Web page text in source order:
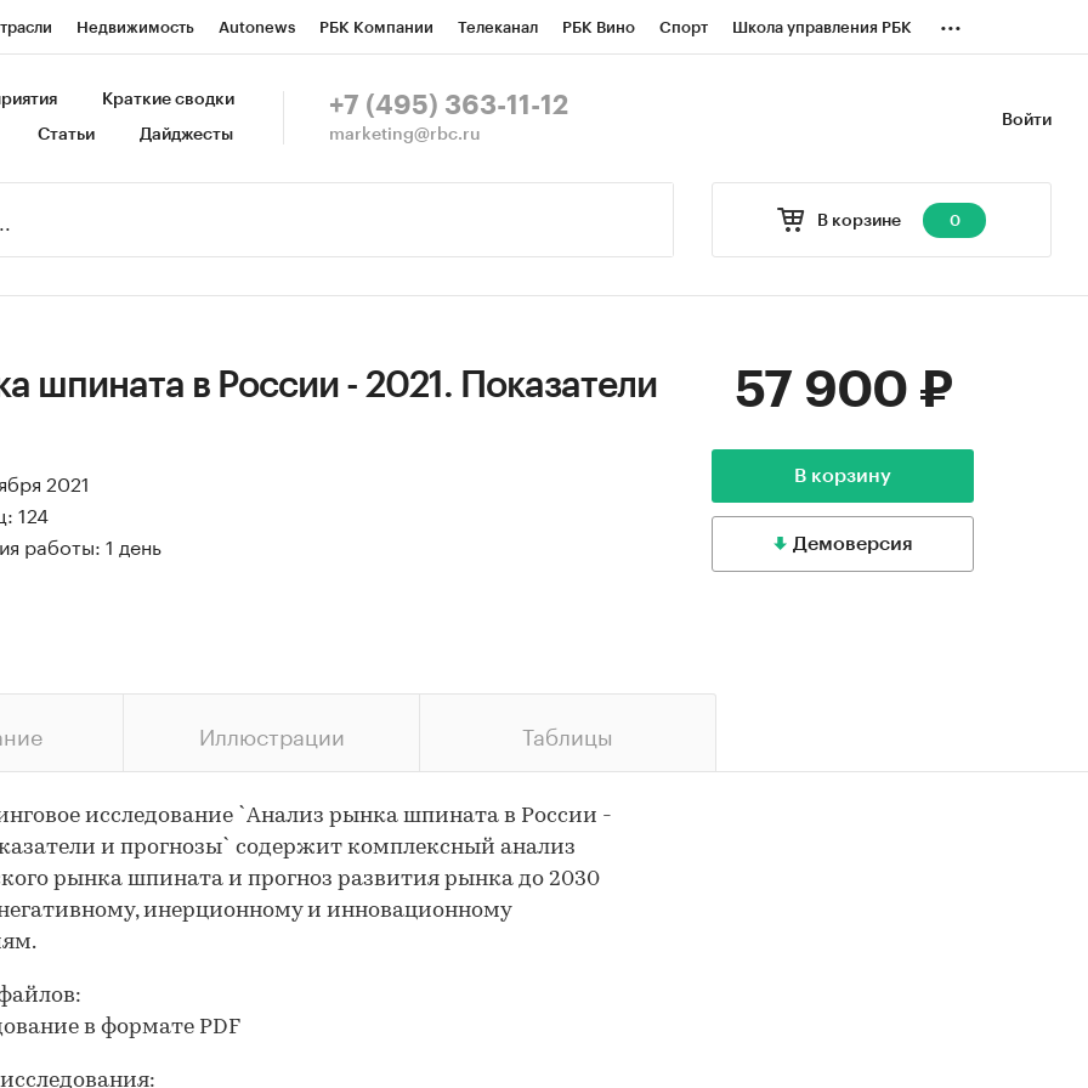
Недвижимость Autonews РБК Компании Телеканал РБК Вино Спорт Школа управления РБК
Спецпроекты СПб Конференции СПб Спецпроекты
...
Войти
Краткие сводки
Статьи Дайджесты
+7 (495) 363-11-12
marketing@rbc.ru
В корзине 0
шпината в России - 2021. Показатели
2021
124
работы: 1 день
57 900 ₽
В корзину
Демоверсия
Иллюстрации Таблицы
исследование `Анализ рынка шпината в России -
и прогнозы` содержит комплексный анализ
рынка шпината и прогноз развития рынка до 2030
инерционному и инновационному
в формате PDF